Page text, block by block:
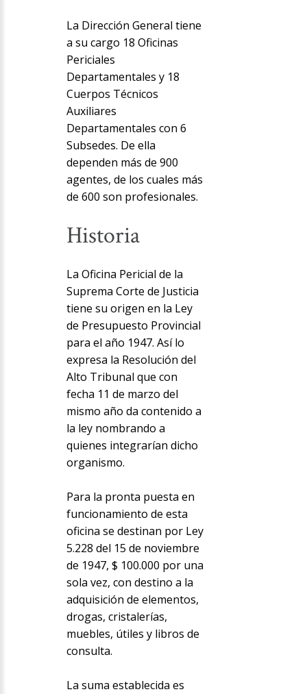
La Dirección General tiene
a su cargo 18 Oficinas
Periciales
Departamentales y 18
Cuerpos Técnicos
Auxiliares
Departamentales con 6
Subsedes. De ella
dependen más de 900
agentes, de los cuales más
de 600 son profesionales.
Historia
La Oficina Pericial de la
Suprema Corte de Justicia
tiene su origen en la Ley
de Presupuesto Provincial
para el año 1947. Así lo
expresa la Resolución del
Alto Tribunal que con
fecha 11 de marzo del
mismo año da contenido a
la ley nombrando a
quienes integrarían dicho
organismo.
Para la pronta puesta en
funcionamiento de esta
oficina se destinan por Ley
5.228 del 15 de noviembre
de 1947, $ 100.000 por una
sola vez, con destino a la
adquisición de elementos,
drogas, cristalerías,
muebles, útiles y libros de
consulta.
La suma establecida es